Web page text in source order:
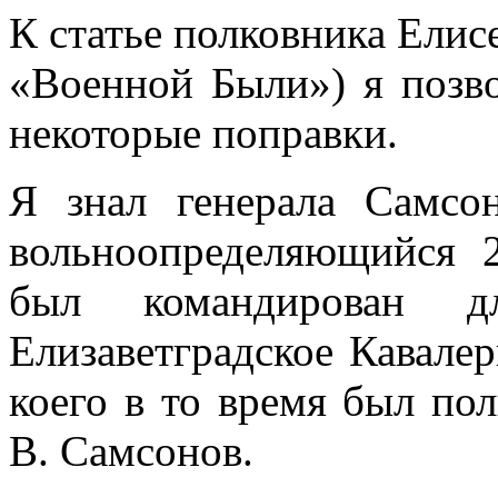
К статье полковника
«Воен­ной Были») я
некоторые по­правки.
Я знал генерала
вольноопределяющийся
был команди­рован
Елизаветградское
коего в то время был
В. Самсонов.